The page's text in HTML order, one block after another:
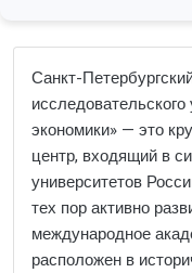
Санкт-
экономики» — это
центр, входящий в
университетов
тех пор активно
международное
расположен в